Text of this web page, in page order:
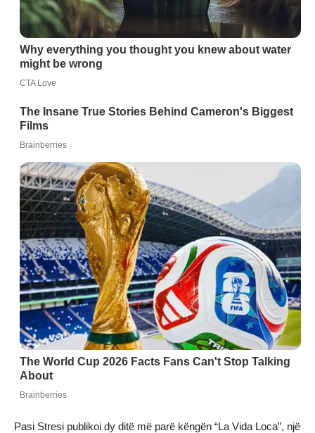
Pasi Stresi publikoi dy ditë më parë këngën “La Vida Loca”, një